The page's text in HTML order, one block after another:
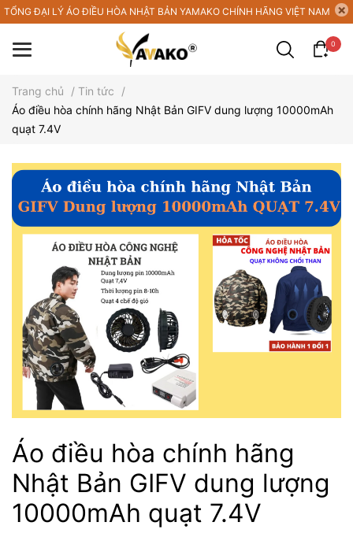
TỔNG ĐẠI LÝ ÁO ĐIỀU HÒA NHẬT BẢN YAMAKO CHÍNH HÃNG VIỆT NAM
0
Trang chủ / Tin tức
/
Áo điều hòa chính hãng Nhật Bản GIFV dung lượng 10000mAh
quạt 7.4V
Áo điều hòa chính hãng
Nhật Bản GIFV dung lượng
10000mAh quạt 7.4V